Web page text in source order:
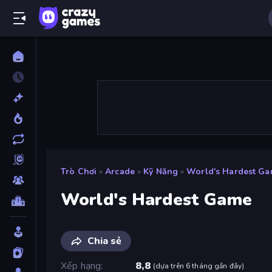
Trò Chơi » Arcade » Kỹ Năng » World's Hardest
World's Hardest Game
Chia sẻ
Xếp hạng
8,8 (dựa trên 6 tháng gần đây)